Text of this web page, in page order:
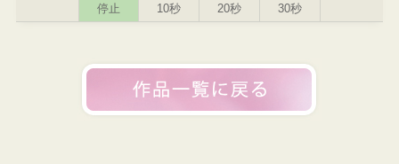
停止
10秒
20秒
30秒